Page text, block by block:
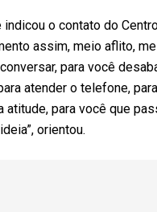
o contato do
assim, meio aflito,
para você
atender o telefone,
atitude, para você que
orientou.